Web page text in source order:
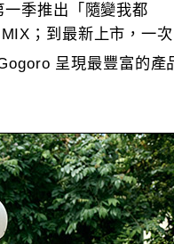
季推出「隨變我都
；到最新上市，一次
呈現最豐富的產